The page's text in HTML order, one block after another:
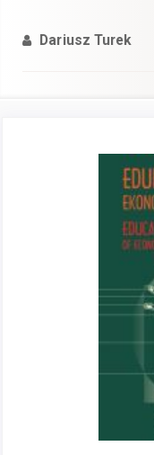
Dariusz Turek